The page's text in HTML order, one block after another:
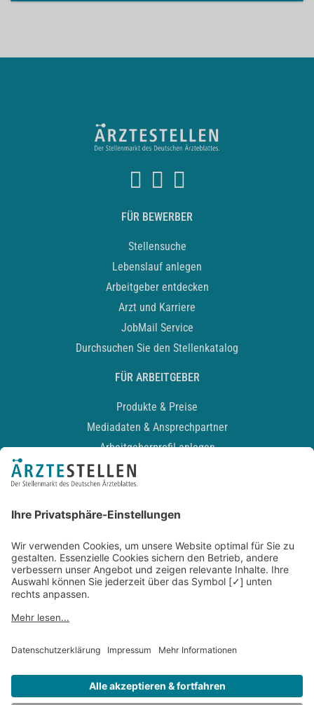
FÜR BEWERBER
Stellensuche
Lebenslauf anlegen
Arbeitgeber entdecken
Arzt und Karriere
JobMail Service
Durchsuchen Sie den Stellenkatalog
FÜR ARBEITGEBER
Produkte & Preise
Mediadaten & Ansprechpartner
Arbeitgeberprofil anlegen
Recruiting-Podcast
Kontakt
Datenschutz
Newsletter